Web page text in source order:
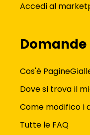
Accedi al
Cos'è
Dove si trova il
Come modifico i
Tutte le FAQ